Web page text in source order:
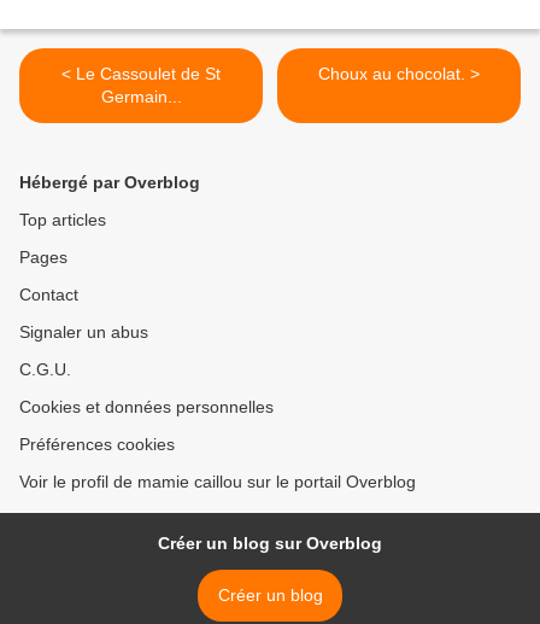
< Le Cassoulet de St
Germain...
Choux au chocolat. >
Hébergé par Overblog
Top articles
Pages
Contact
Signaler un abus
C.G.U.
Cookies et données personnelles
Préférences cookies
Voir le profil de mamie caillou sur le portail Overblog
Créer un blog sur Overblog
Créer un blog